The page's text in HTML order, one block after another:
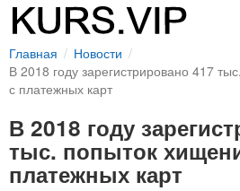
Главная
Новости
В 2018 году зарегистрировано 417
с платежных карт
В 2018 году
тыс. попыток
платежных карт